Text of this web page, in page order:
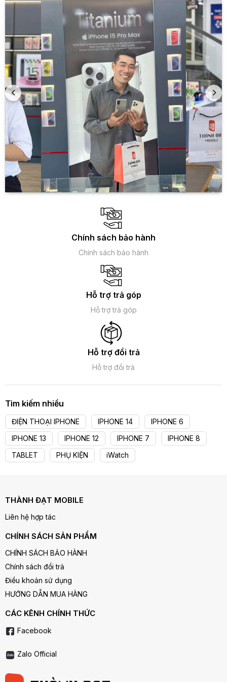
buộc sử dụng các loại tai nghe kết nối qua cổng lightning và
có thể yên tâm rằng đó đều là những phụ kiện có chất
Màn hình sắc nét, rực rỡ
Màn hình vẫn giữ nguyên kích thước là 5.5 inch và độ phân
giải hiển thị full HD, nhưng được cải thiện về độ phủ màu lớn
hơn cho khả năng hiển thị chân thực và xuất sắc. Đồng thời
độ sáng màn hình iPhone 7 Plus cũng được cải thiện, sáng
Cấu hình mạnh mẽ vượt trội
iPhone 7 Plus được trang bị con chip A10 Fusion lõi tứ hoàn
toàn mới, nâng cấp hiệu năng vi xử lý (CPU) mạnh gấp đôi
6 đáp ứng tốt mọi nhu cầu sử dụng, kể cả làm việc lẫn chơi
game nặng. Bên cạnh đó dung lượng RAM nâng lên 3 GB
giảm thiểu tối đa hiện tượng giật, lag do thiếu bộ nhớ. Hiện
tại, bạn có thể nâng cấp lên IOS 11 mới nhất như trên iPhone
X.
Dung lượng pin
iPhone 7 Plus sở hữu viên pin lớn 2900 mAh, khá cao so với
mềm mang lại cho thời lượng sử dụng máy cực kì ấn tượng.
Chính sách bảo hành
Chính sách bảo hành
Hỗ trợ trả góp
Hỗ trợ trả góp
Hỗ trợ đổi trả
Hỗ trợ đổi trả
Tìm kiếm nhiều
ĐIỆN THOẠI IPHONE IPHONE 14
IPHONE 6
IPHONE 13
IPHONE 12 IPHONE 7
IPHONE 8
TABLET
PHỤ KIỆN iWatch
THÀNH ĐẠT MOBILE
Liên hệ hợp tác
CHÍNH SÁCH SẢN PHẨM
CHÍNH SÁCH BẢO HÀNH
Chính sách đổi trả
Điều khoản sử dụng
HƯỚNG DẪN MUA HÀNG
CÁC KÊNH CHÍNH THỨC
Facebook
Zalo Official